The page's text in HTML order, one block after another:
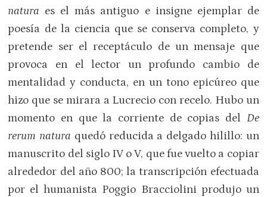
natura es el más antiguo e insigne ejemplar de
poesía de la ciencia que se conserva completo, y
pretende ser el receptáculo de un mensaje que
provoca en el lector un profundo cambio de
mentalidad y conducta, en un tono epicúreo que
hizo que se mirara a Lucrecio con recelo. Hubo un
momento en que la corriente de copias del De
rerum natura quedó reducida a delgado hilillo: un
manuscrito del siglo IV o V, que fue vuelto a copiar
alrededor del año 800; la transcripción efectuada
por el humanista Poggio Bracciolini produjo un